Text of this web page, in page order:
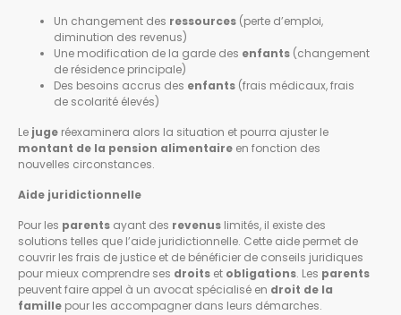
Un changement des ressources (perte d’emploi,
diminution des revenus)
Une modification de la garde des enfants (changement
de résidence principale)
Des besoins accrus des enfants (frais médicaux, frais
de scolarité élevés)
Le juge réexaminera alors la situation et pourra ajuster le
montant de la pension alimentaire en fonction des
nouvelles circonstances.
Aide juridictionnelle
Pour les parents ayant des revenus limités, il existe des
solutions telles que l’aide juridictionnelle. Cette aide permet de
couvrir les frais de justice et de bénéficier de conseils juridiques
pour mieux comprendre ses droits et obligations. Les parents
peuvent faire appel à un avocat spécialisé en droit de la
famille pour les accompagner dans leurs démarches.